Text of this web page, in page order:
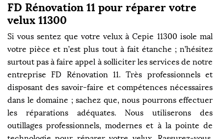
FD Rénovation 11 pour réparer votre
velux 11300
Si vous sentez que votre velux à Cepie 11300 isole mal
votre pièce et n’est plus tout à fait étanche ; n’hésitez
surtout pas à faire appel à solliciter les services de notre
entreprise FD Rénovation 11. Très professionnels et
disposant des savoir-faire et compétences nécessaires
dans le domaine ; sachez que, nous pourrons effectuer
les réparations adéquates. Nous utiliserons des
outillages professionnels, modernes et à la pointe de